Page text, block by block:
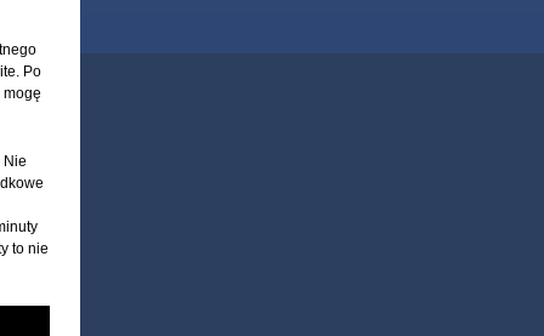
Po
Nie
to nie